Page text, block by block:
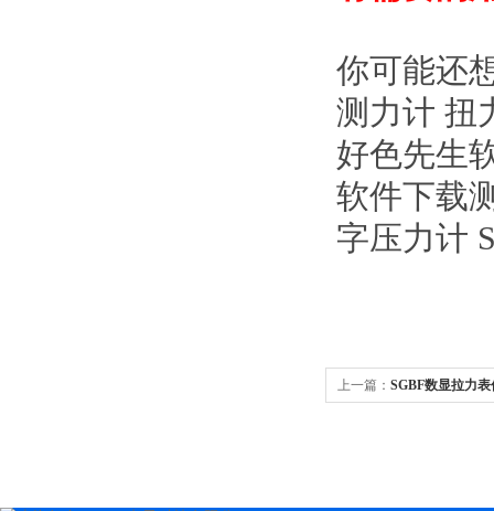
你可能还
测力计 扭
好色先生
软件下载
字压力计
上一篇： SGBF数显拉力